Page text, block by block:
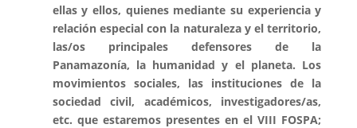
ellas y ellos, quienes mediante su experiencia y
relación especial con la naturaleza y el territorio,
las/os principales defensores de la
Panamazonía, la humanidad y el planeta. Los
movimientos sociales, las instituciones de la
sociedad civil, académicos, investigadores/as,
etc. que estaremos presentes en el VIII FOSPA;